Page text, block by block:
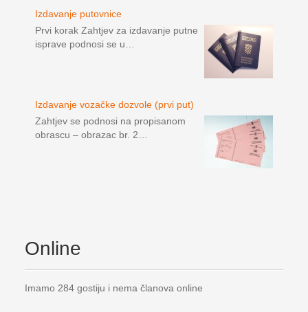
Izdavanje putovnice
Prvi korak Zahtjev za izdavanje putne
isprave podnosi se u…
Izdavanje vozačke dozvole (prvi put)
Zahtjev se podnosi na propisanom
obrascu – obrazac br. 2…
Online
Imamo 284 gostiju i nema članova online